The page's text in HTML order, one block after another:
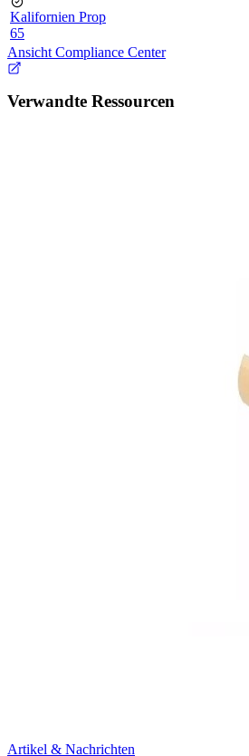
Kalifornien Prop
65
Ansicht Compliance Center
Verwandte Ressourcen
Artikel & Nachrichten